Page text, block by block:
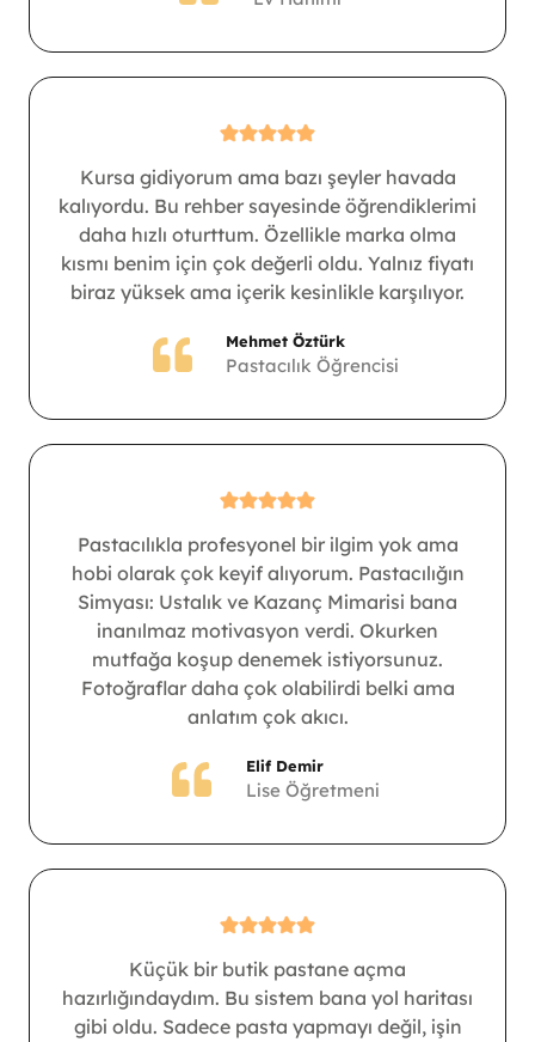
Kursa gidiyorum ama bazı şeyler havada
kalıyordu. Bu rehber sayesinde öğrendiklerimi
daha hızlı oturttum. Özellikle marka olma
kısmı benim için çok değerli oldu. Yalnız fiyatı
biraz yüksek ama içerik kesinlikle karşılıyor.
Mehmet Öztürk
Pastacılık Öğrencisi
Pastacılıkla profesyonel bir ilgim yok ama
hobi olarak çok keyif alıyorum. Pastacılığın
Simyası: Ustalık ve Kazanç Mimarisi bana
inanılmaz motivasyon verdi. Okurken
mutfağa koşup denemek istiyorsunuz.
Fotoğraflar daha çok olabilirdi belki ama
anlatım çok akıcı.
Elif Demir
Lise Öğretmeni
Küçük bir butik pastane açma
hazırlığındaydım. Bu sistem bana yol haritası
gibi oldu. Sadece pasta yapmayı değil, işin